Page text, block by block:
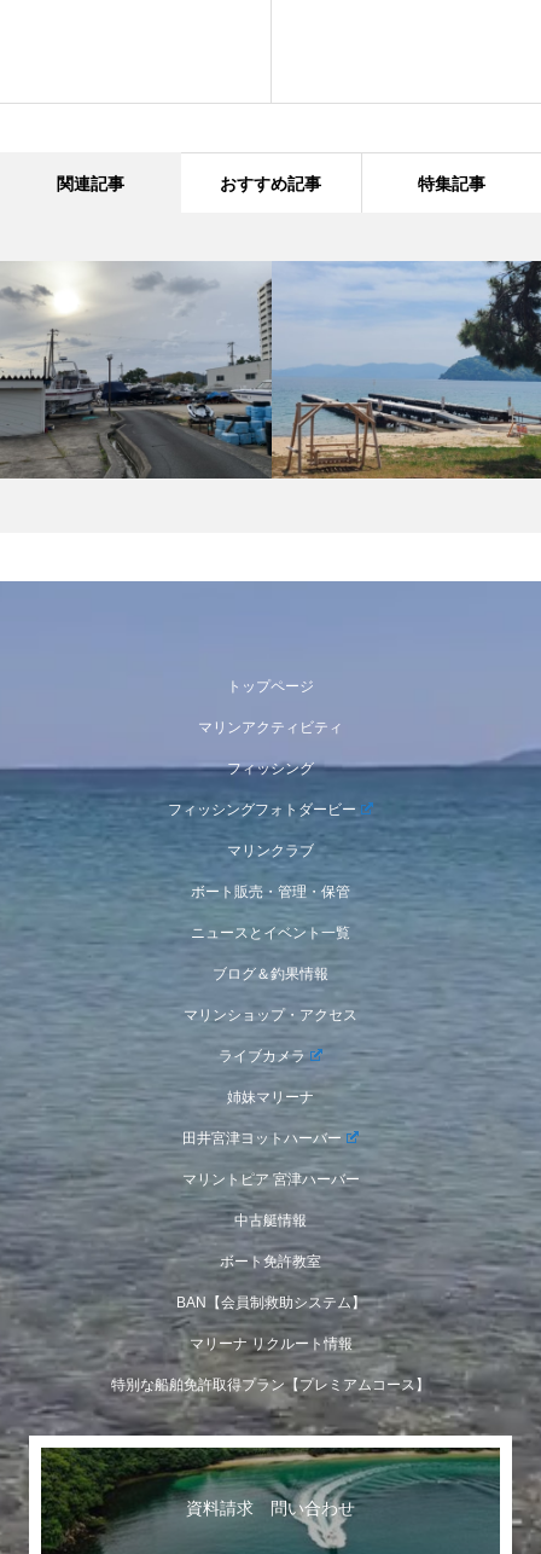
関連記事 おすすめ記事 特集記事
トップページ
マリンアクティビティ
フィッシング
フィッシングフォトダービー
マリンクラブ
ボート販売・管理・保管
ニュースとイベント一覧
ブログ＆釣果情報
マリンショップ・アクセス
ライブカメラ
姉妹マリーナ
田井宮津ヨットハーバー
マリントピア 宮津ハーバー
中古艇情報
ボート免許教室
BAN【会員制救助システム】
マリーナ リクルート情報
特別な船舶免許取得プラン【プレミアムコース】
資料請求 問い合わせ